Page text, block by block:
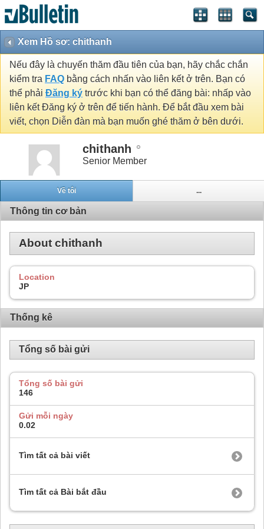
Xem Hồ sơ: chithanh
Nếu đây là chuyến thăm đầu tiên của bạn, hãy chắc chắn
kiểm tra FAQ bằng cách nhấn vào liên kết ở trên. Bạn có
thể phải Đăng ký trước khi bạn có thể đăng bài: nhấp vào
liên kết Đăng ký ở trên để tiến hành. Để bắt đầu xem bài
viết, chọn Diễn đàn mà bạn muốn ghé thăm ở bên dưới.
chithanh
Senior Member
Về tôi ...
Thông tin cơ bản
About chithanh
Location
JP
Thống kê
Tổng số bài gửi
Tổng số bài gửi
146
Gửi mỗi ngày
0.02
Tìm tất cả bài viết
Tìm tất cả Bài bắt đầu